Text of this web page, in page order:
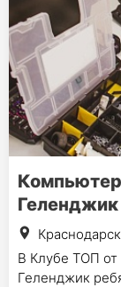
Геленджик
В Клубе ТОП
Геленджик